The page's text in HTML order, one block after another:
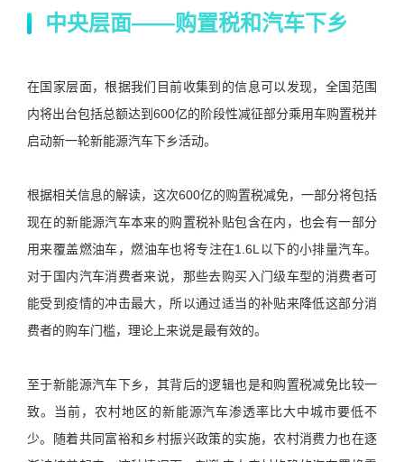
中央层面——购置税和汽车下乡
在国家层面，根据我们目前收集到的信息可以发现，全国范围
内将出台包括总额达到600亿的阶段性减征部分乘用车购置税并
启动新一轮新能源汽车下乡活动。
根据相关信息的解读，这次600亿的购置税减免，一部分将包括
现在的新能源汽车本来的购置税补贴包含在内，也会有一部分
用来覆盖燃油车，燃油车也将专注在1.6L以下的小排量汽车。
对于国内汽车消费者来说，那些去购买入门级车型的消费者可
能受到疫情的冲击最大，所以通过适当的补贴来降低这部分消
费者的购车门槛，理论上来说是最有效的。
至于新能源汽车下乡，其背后的逻辑也是和购置税减免比较一
致。当前，农村地区的新能源汽车渗透率比大中城市要低不
少。随着共同富裕和乡村振兴政策的实施，农村消费力也在逐